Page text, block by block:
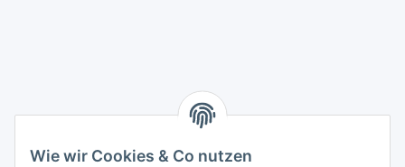
Wie wir Cookies & Co nutzen